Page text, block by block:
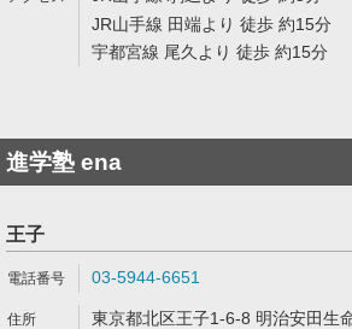
JR山手線 田端より 徒歩 約15分
宇都宮線 尾久より 徒歩 約15分
進学塾 ena
王子
03-5944-6651
東京都北区王子1-6-8 明治安田生